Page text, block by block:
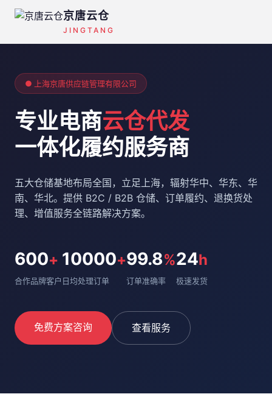
京唐云仓
JINGTANG
● 上海京唐供应链管理有限公司
专业电商云仓代发
一体化履约服务商
五大仓储基地布局全国，立足上海，辐射华中、华东、华
南、华北。提供 B2C / B2B 仓储、订单履约、退换货处
理、增值服务全链路解决方案。
600+
合作品牌客户
10000+
日均处理订单
99.8%
订单准确率
24h
极速发货
免费方案咨询 查看服务